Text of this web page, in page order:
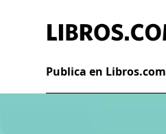
Publica en Libros.com